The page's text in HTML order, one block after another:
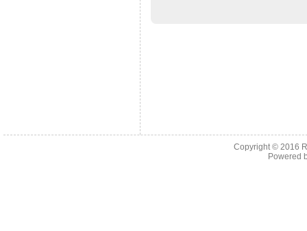
Copyright © 2016
Powered